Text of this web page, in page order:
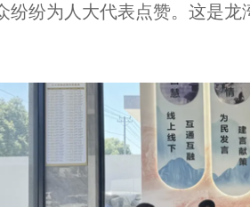
纷纷为人大代表点赞。这是